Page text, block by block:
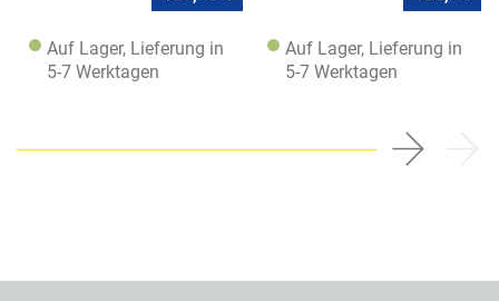
Auf Lager, Lieferung in
5-7 Werktagen
Auf Lager, Lieferung in
5-7 Werktagen